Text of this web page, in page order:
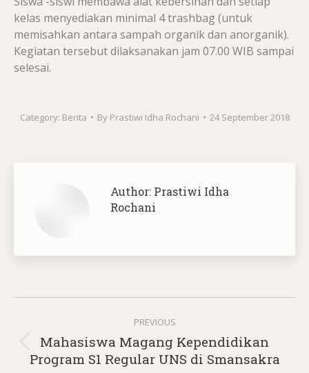
kelas menyediakan minimal 4 trashbag (untuk
memisahkan antara sampah organik dan anorganik).
Kegiatan tersebut dilaksanakan jam 07.00 WIB sampai
selesai.
Category: Berita By Prastiwi Idha Rochani 24 September 2018
Author: Prastiwi Idha
Rochani
navigation
PREVIOUS
Previous
post:
Mahasiswa Magang Kependidikan
Program S1 Regular UNS di Smansakra